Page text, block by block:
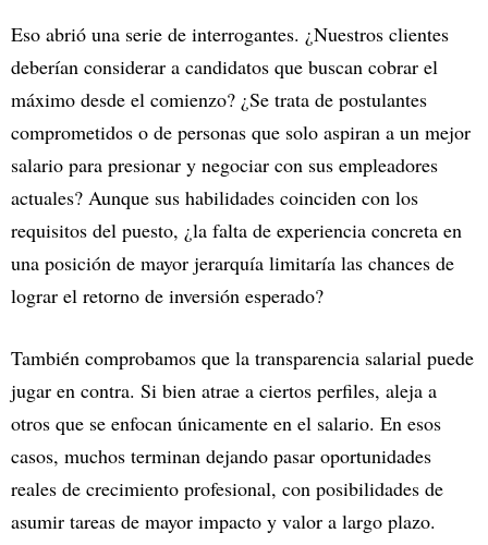
Eso abrió una serie de interrogantes. ¿Nuestros clientes
deberían considerar a candidatos que buscan cobrar el
máximo desde el comienzo? ¿Se trata de postulantes
comprometidos o de personas que solo aspiran a un mejor
salario para presionar y negociar con sus empleadores
actuales? Aunque sus habilidades coinciden con los
requisitos del puesto, ¿la falta de experiencia concreta en
una posición de mayor jerarquía limitaría las chances de
lograr el retorno de inversión esperado?
También comprobamos que la transparencia salarial puede
jugar en contra. Si bien atrae a ciertos perfiles, aleja a
otros que se enfocan únicamente en el salario. En esos
casos, muchos terminan dejando pasar oportunidades
reales de crecimiento profesional, con posibilidades de
asumir tareas de mayor impacto y valor a largo plazo.